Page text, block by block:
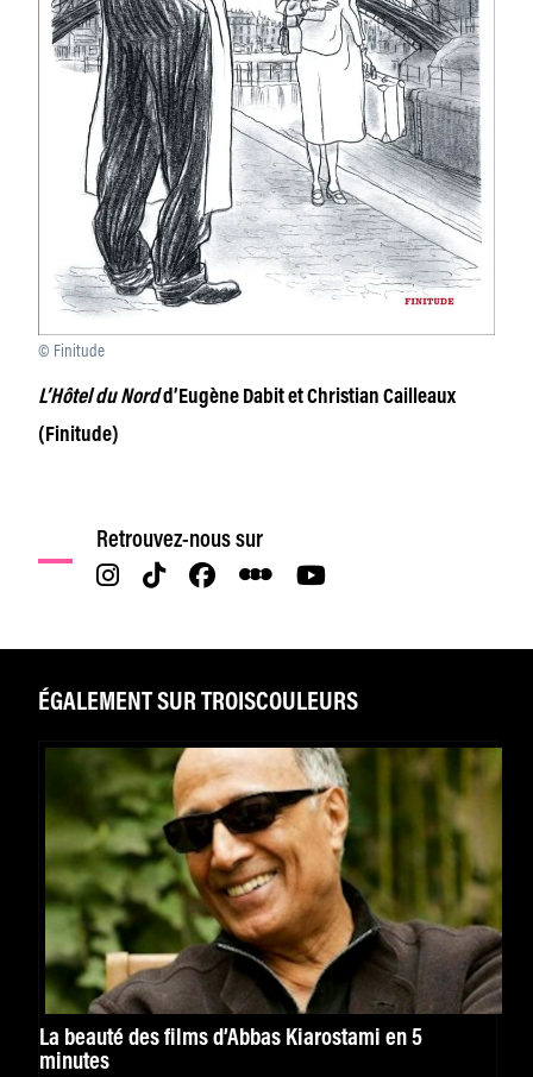
© Finitude
L’Hôtel du Nordd’Eugène Dabit et Christian Cailleaux
(Finitude)
Retrouvez-nous sur
ÉGALEMENT SUR TROISCOULEURS
La beauté des films d’Abbas Kiarostami en 5
minutes